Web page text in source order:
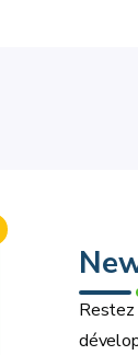
Restez